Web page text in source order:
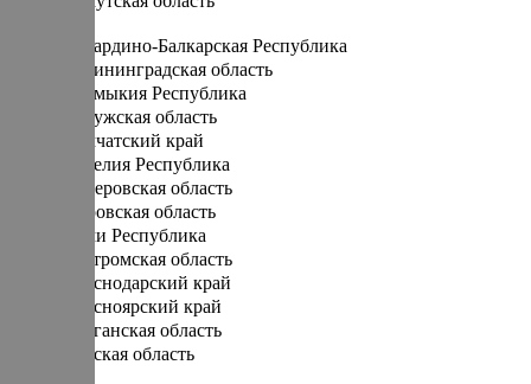
Кабардино-Балкарская Республика
Калининградская область
Калмыкия Республика
Калужская область
Камчатский край
Карелия Республика
Кемеровская область
Кировская область
Коми Республика
Костромская область
Краснодарский край
Красноярский край
Курганская область
Курская область